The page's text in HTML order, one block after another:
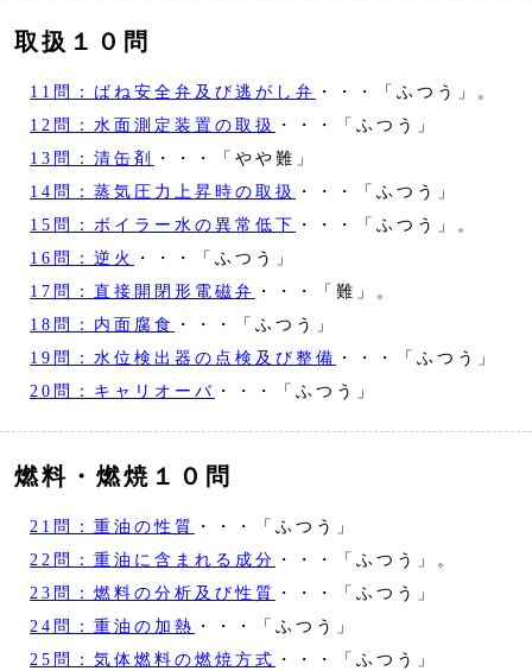
取扱１０問
11問：ばね安全弁及び逃がし弁 ・・・「ふつう」。
12問：水面測定装置の取扱
・・・「ふつう」
13問：清缶剤
・・・「やや難」
14問：蒸気圧力上昇時の取扱
・・・「ふつう」
15問：ボイラー水の異常低下 ・・・「ふつう」。
16問：逆火
・・・「ふつう」
17問：直接開閉形電磁弁 ・・・「難」。
18問：内面腐食
・・・「ふつう」
19問：水位検出器の点検及び整備 ・・・「ふつう」
20問：キャリオーバ ・・・「ふつう」
燃料・燃焼１０問
21問：重油の性質 ・・・「ふつう」
22問：重油に含まれる成分 ・・・「ふつう」。
23問：燃料の分析及び性質 ・・・「ふつう」
24問：重油の加熱 ・・・「ふつう」
25問：気体燃料の燃焼方式 ・・・「ふつう」